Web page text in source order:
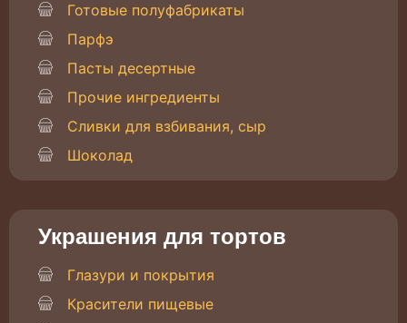
Готовые полуфабрикаты
Парфэ
Пасты десертные
Прочие ингредиенты
Сливки для взбивания, сыр
Шоколад
Украшения для тортов
Глазури и покрытия
Красители пищевые